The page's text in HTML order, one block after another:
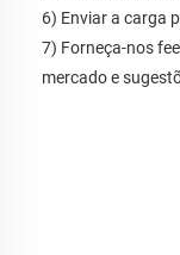
6) Enviar a carga
7) Forneça-nos
mercado e